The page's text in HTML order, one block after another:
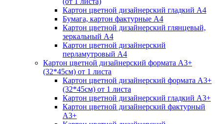
Картон цветной дизайнерский гладкий А4
Бумага, картон фактурные А4
Картон цветной дизайнерский глянцевый,
зеркальный А4
Картон цветной дизайнерский
перламутровый А4
Картон цветной дизайнерский формата А3+
(32*45см) от 1 листа
Картон цветной дизайнерский формата А3+
(32*45см) от 1 листа
Картон цветной дизайнерский гладкий А3+
Картон цветной дизайнерский фактурный
А3+